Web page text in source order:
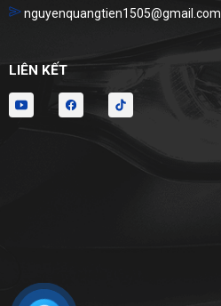
nguyenquangtien1505@gmail.com
LIÊN KẾT